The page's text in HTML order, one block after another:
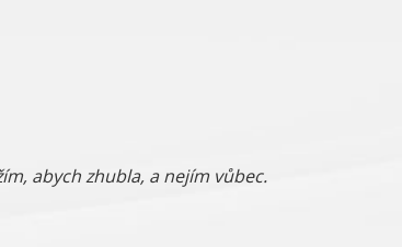
abych zhubla, a nejím vůbec.